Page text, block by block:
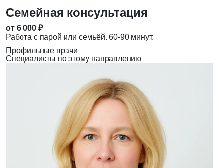
Семейная консультация
от 6 000 ₽
Работа с парой или семьёй. 60-90 минут.
Профильные врачи
Специалисты по этому направлению